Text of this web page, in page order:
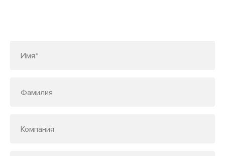
Имя*
Фамилия
Компания